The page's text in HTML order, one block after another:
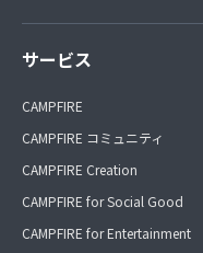
サービス
CAMPFIRE
CAMPFIRE コミュニティ
CAMPFIRE Creation
CAMPFIRE for Social Good
CAMPFIRE for Entertainment